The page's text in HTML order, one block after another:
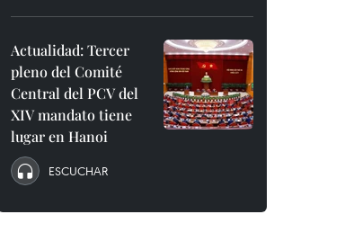
Actualidad: Tercer
pleno del Comité
Central del PCV del
XIV mandato tiene
lugar en Hanoi
ESCUCHAR